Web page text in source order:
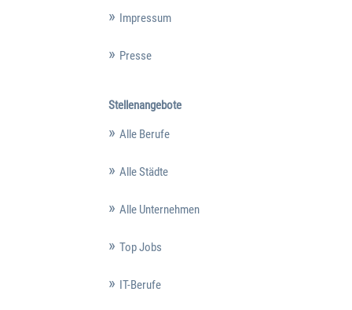
Impressum
Presse
Stellenangebote
Alle Berufe
Alle Städte
Alle Unternehmen
Top Jobs
IT-Berufe